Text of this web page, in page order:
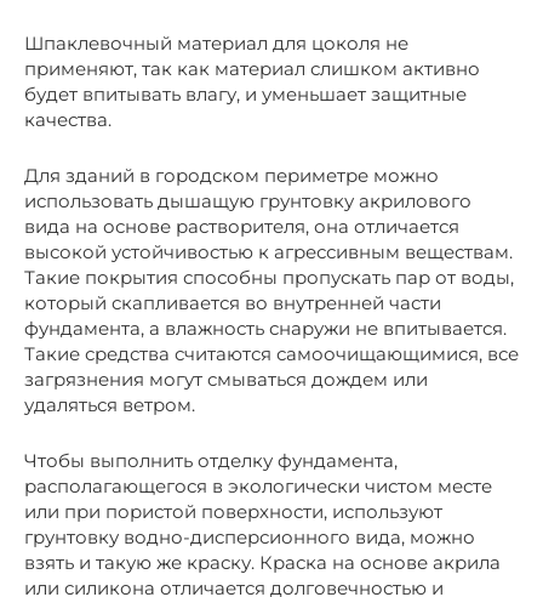
Шпаклевочный материал для цоколя не
применяют, так как материал слишком активно
будет впитывать влагу, и уменьшает защитные
качества.
Для зданий в городском периметре можно
использовать дышащую грунтовку акрилового
вида на основе растворителя, она отличается
высокой устойчивостью к агрессивным веществам.
Такие покрытия способны пропускать пар от воды,
который скапливается во внутренней части
фундамента, а влажность снаружи не впитывается.
Такие средства считаются самоочищающимися, все
загрязнения могут смываться дождем или
удаляться ветром.
Чтобы выполнить отделку фундамента,
располагающегося в экологически чистом месте
или при пористой поверхности, используют
грунтовку водно-дисперсионного вида, можно
взять и такую же краску. Краска на основе акрила
или силикона отличается долговечностью и